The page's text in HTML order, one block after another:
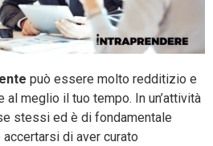
può essere molto redditizio e
meglio il tuo tempo. In un’attività
stessi ed è di fondamentale
di aver curato